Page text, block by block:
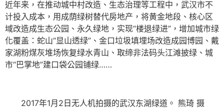
近年来，在推动城中村改造、生态治理等工程中，武汉市不
计投入成本，用成荫绿树替代房地产，将黄金地段、核心区
域改造成生态公园、永久绿地，实现“楼退绿进”，增加城市绿
化覆盖：蛇山“显山透绿”、金口垃圾填埋场改造成园博园、戴
家湖粉煤灰堆场恢复绿水青山、取缔非法码头江滩披绿、城
市“巴掌地”建口袋公园铺绿……
2017年1月2日无人机拍摄的武汉东湖绿道。 熊琦 摄